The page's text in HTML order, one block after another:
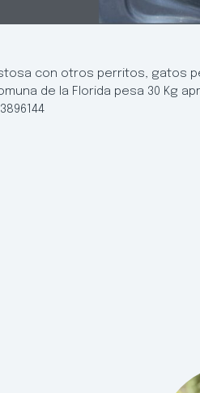
con otros perritos, gatos
de la Florida pesa 30 Kg